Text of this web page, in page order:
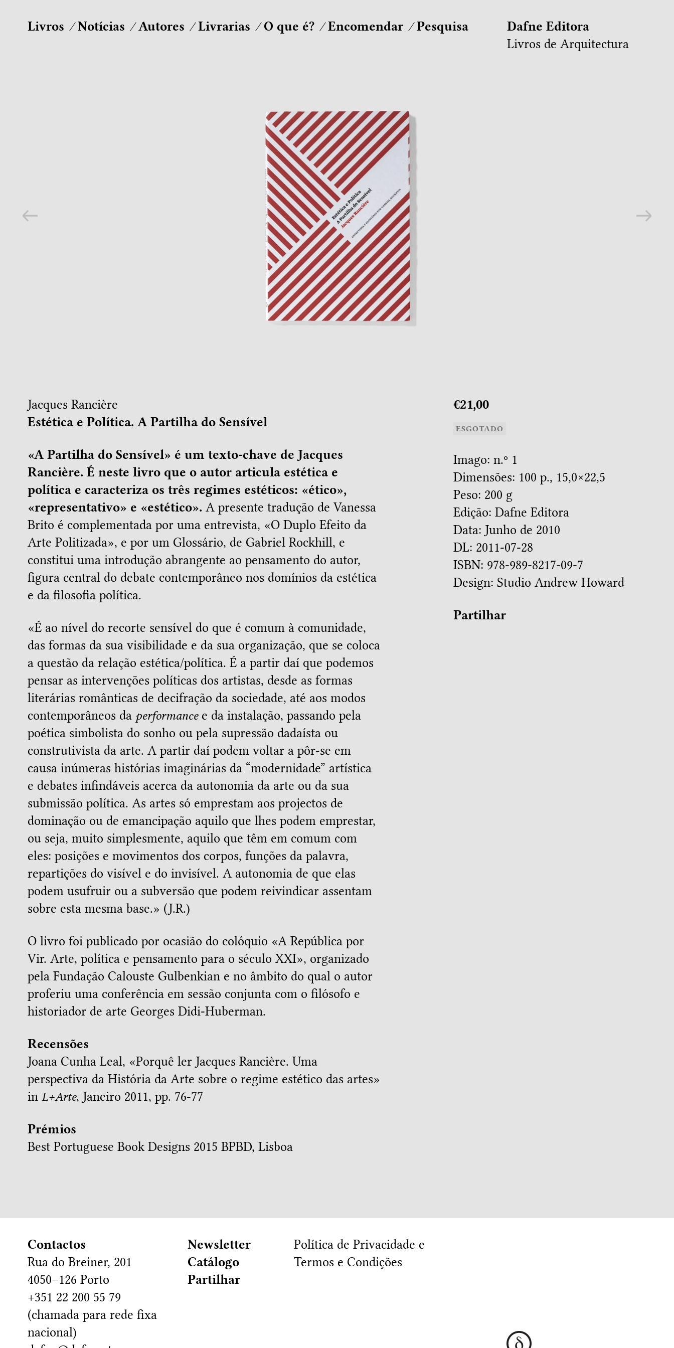
Dafne Editora
Livros de Arquitectura
Livros Notícias Autores Livrarias O que é? Encomendar Pesquisa
Jacques Rancière
Estética e Política. A Partilha do Sensível
«A Partilha do Sensível» é um texto-chave de Jacques
Rancière. É neste livro que o autor articula estética e
política e caracteriza os três regimes estéticos: «ético»,
«representativo» e «estético». A presente tradução de Vanessa
Brito é complementada por uma entrevista, «O Duplo Efeito da
Arte Politizada», e por um Glossário, de Gabriel Rockhill, e
constitui uma introdução abrangente ao pensamento do autor,
figura central do debate contemporâneo nos domínios da estética
e da filosofia política.
«É ao nível do recorte sensível do que é comum à comunidade,
das formas da sua visibilidade e da sua organização, que se coloca
a questão da relação estética/política. É a partir daí que podemos
pensar as intervenções políticas dos artistas, desde as formas
literárias românticas de decifração da sociedade, até aos modos
contemporâneos da performancee da instalação, passando pela
poética simbolista do sonho ou pela supressão dadaísta ou
construtivista da arte. A partir daí podem voltar a pôr-se em
causa inúmeras histórias imaginárias da “modernidade” artística
e debates infindáveis acerca da autonomia da arte ou da sua
submissão política. As artes só emprestam aos projectos de
dominação ou de emancipação aquilo que lhes podem emprestar,
ou seja, muito simplesmente, aquilo que têm em comum com
eles: posições e movimentos dos corpos, funções da palavra,
repartições do visível e do invisível. A autonomia de que elas
podem usufruir ou a subversão que podem reivindicar assentam
sobre esta mesma base.» (J.R.)
O livro foi publicado por ocasião do colóquio «A República por
Vir. Arte, política e pensamento para o século XXI», organizado
pela Fundação Calouste Gulbenkian e no âmbito do qual o autor
proferiu uma conferência em sessão conjunta com o filósofo e
historiador de arte Georges Didi-Huberman.
Recensões
Joana Cunha Leal, «Porquê ler Jacques Rancière. Uma
perspectiva da História da Arte sobre o regime estético das artes»
in L+Arte, Janeiro 2011, pp. 76-77
Prémios
Best Portuguese Book Designs 2015 BPBD, Lisboa
€21,00
ESGOTADO
Imago: n.º 1
Dimensões: 100 p., 15,0×22,5
Peso: 200 g
Edição: Dafne Editora
Data: Junho de 2010
DL: 2011-07-28
ISBN: 978-989-8217-09-7
Design:Studio Andrew Howard
Partilhar
Contactos
Rua do Breiner, 201
4050–126 Porto
+351 22 200 55 79
(chamada para rede fixa
nacional)
Newsletter
Catálogo
Partilhar
Política de Privacidade e
Termos e Condições